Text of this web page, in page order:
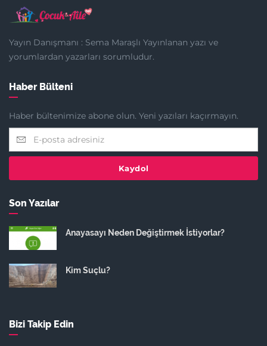
Yayın Danışmanı : Sema Maraşlı Yayınlanan yazı ve
yorumlardan yazarları sorumludur.
Haber Bülteni
Haber bültenimize abone olun. Yeni yazıları kaçırmayın.
Kaydol
Son Yazılar
Anayasayı Neden Değiştirmek İstiyorlar?
Kim Suçlu?
Bizi Takip Edin